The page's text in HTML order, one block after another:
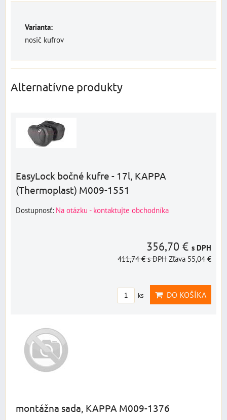
Varianta:
nosič kufrov
Alternatívne produkty
EasyLock bočné kufre - 17l, KAPPA
(Thermoplast) M009-1551
Dostupnosť: Na otázku - kontaktujte obchodníka
356,70 € s DPH
411,74 €s DPH Zľava 55,04 €
ks DO KOŠÍKA
montážna sada, KAPPA M009-1376